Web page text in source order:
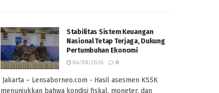
Stabilitas Sistem Keuangan
Nasional Tetap Terjaga, Dukung
Pertumbuhan Ekonomi
04/08/2026 0
Jakarta – Lensaborneo.com - Hasil asesmen KSSK
menunjukkan bahwa kondisi fiskal, moneter, dan